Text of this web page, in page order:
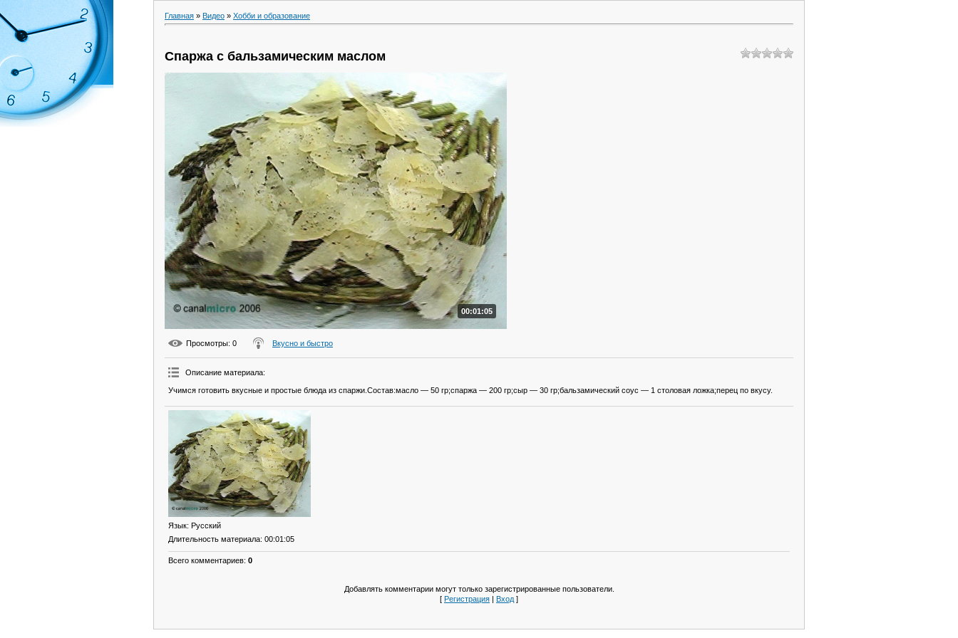
Главная » Видео » Хобби и образование
Спаржа с бальзамическим маслом
00:01:05
Просмотры: 0 Вкусно и быстро
Описание материала:
Учимся готовить вкусные и простые блюда из спаржи.Состав:масло — 50 гр;спаржа — 200 гр;сыр — 30 гр;бальзамический соус — 1 столовая ложка;перец по вкусу.
Язык: Русский
Длительность материала: 00:01:05
Всего комментариев: 0
Добавлять комментарии могут только зарегистрированные пользователи.
[ Регистрация | Вход ]